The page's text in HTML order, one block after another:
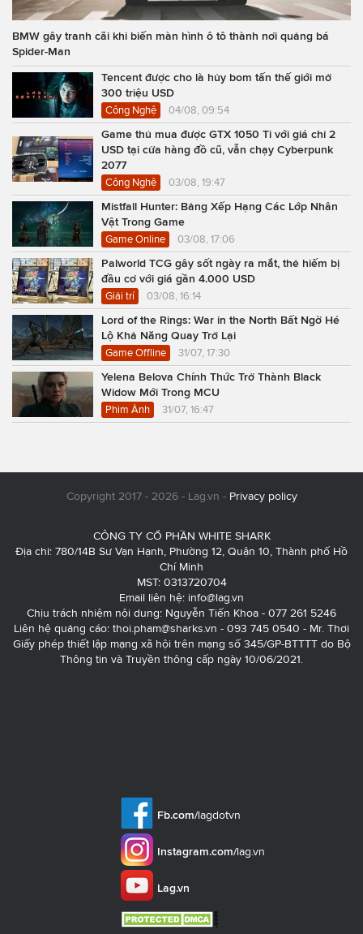
BMW gây tranh cãi khi biến màn hình ô tô thành nơi quảng bá
Spider-Man
Tencent được cho là hủy bom tấn thế giới mở
300 triệu USD
Công Nghệ 04/08, 09:54
Game thủ mua được GTX 1050 Ti với giá chỉ 2
USD tại cửa hàng đồ cũ, vẫn chạy Cyberpunk
2077
Công Nghệ 03/08, 19:47
Mistfall Hunter: Bảng Xếp Hạng Các Lớp Nhân
Vật Trong Game
Game Online 03/08, 17:06
Palworld TCG gây sốt ngày ra mắt, thẻ hiếm bị
đầu cơ với giá gần 4.000 USD
Giải trí 03/08, 16:14
Lord of the Rings: War in the North Bất Ngờ Hé
Lộ Khả Năng Quay Trở Lại
Game Offline 31/07, 17:30
Yelena Belova Chính Thức Trở Thành Black
Widow Mới Trong MCU
Phim Ảnh 31/07, 16:47
Copyright 2017 - 2026 - Lag.vn - Privacy policy
CÔNG TY CỔ PHẦN WHITE SHARK
Địa chỉ: 780/14B Sư Vạn Hạnh, Phường 12, Quận 10, Thành phố Hồ
Chí Minh
MST: 0313720704
Email liên hệ: info@lag.vn
Chịu trách nhiệm nội dung: Nguyễn Tiến Khoa - 077 261 5246
Liên hệ quảng cáo: thoi.pham@sharks.vn - 093 745 0540 - Mr. Thơi
Giấy phép thiết lập mạng xã hội trên mạng số 345/GP-BTTTT do Bộ
Thông tin và Truyền thông cấp ngày 10/06/2021.
Fb.com/lagdotvn
Instagram.com/lag.vn
Lag.vn